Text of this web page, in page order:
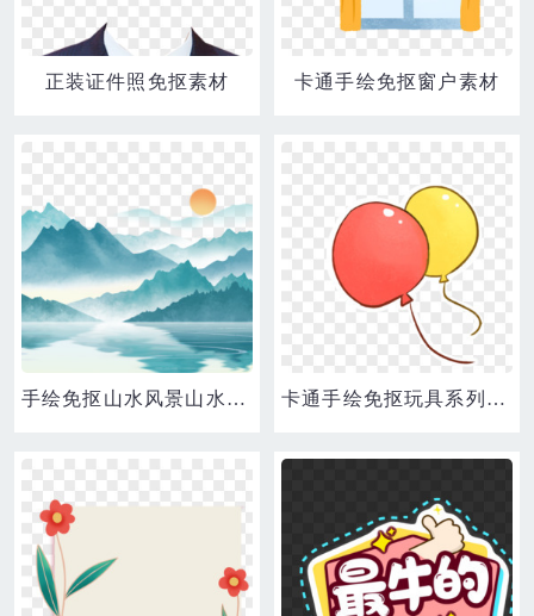
正装证件照免抠素材 卡通手绘免抠窗户素材
手绘免抠山水风景山水画素材 卡通手绘免抠玩具系列图之气球素材